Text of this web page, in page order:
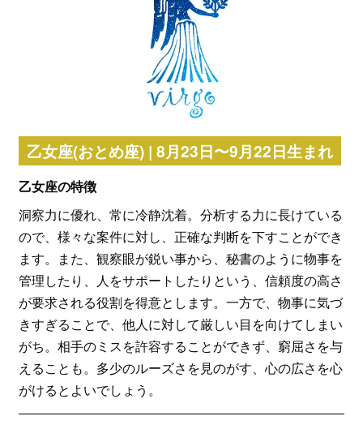
乙女座(おとめ座) | 8月23日〜9月22日生まれ
乙女座の特徴
洞察力に優れ、常に冷静沈着。分析する力に長けている
ので、様々な案件に対し、正確な判断を下すことができ
ます。また、観察眼が鋭い事から、秘書のように物事を
管理したり、人をサポートしたりという、信頼度の高さ
が要求される役割を得意とします。一方で、物事に気づ
きすぎることで、他人に対して厳しい目を向けてしまい
がち。相手のミスを許容することができず、窮屈さを与
えることも。多少のルーズさを見のがす、心の広さを心
がけるとよいでしょう。